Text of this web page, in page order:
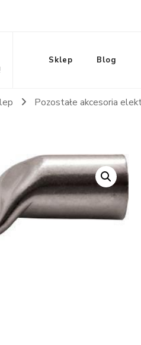
Sklep Blog
Pozostałe akcesoria